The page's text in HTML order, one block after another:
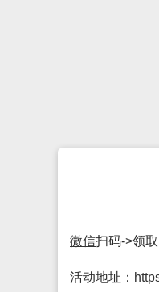
微信扫码->领
活动地址：